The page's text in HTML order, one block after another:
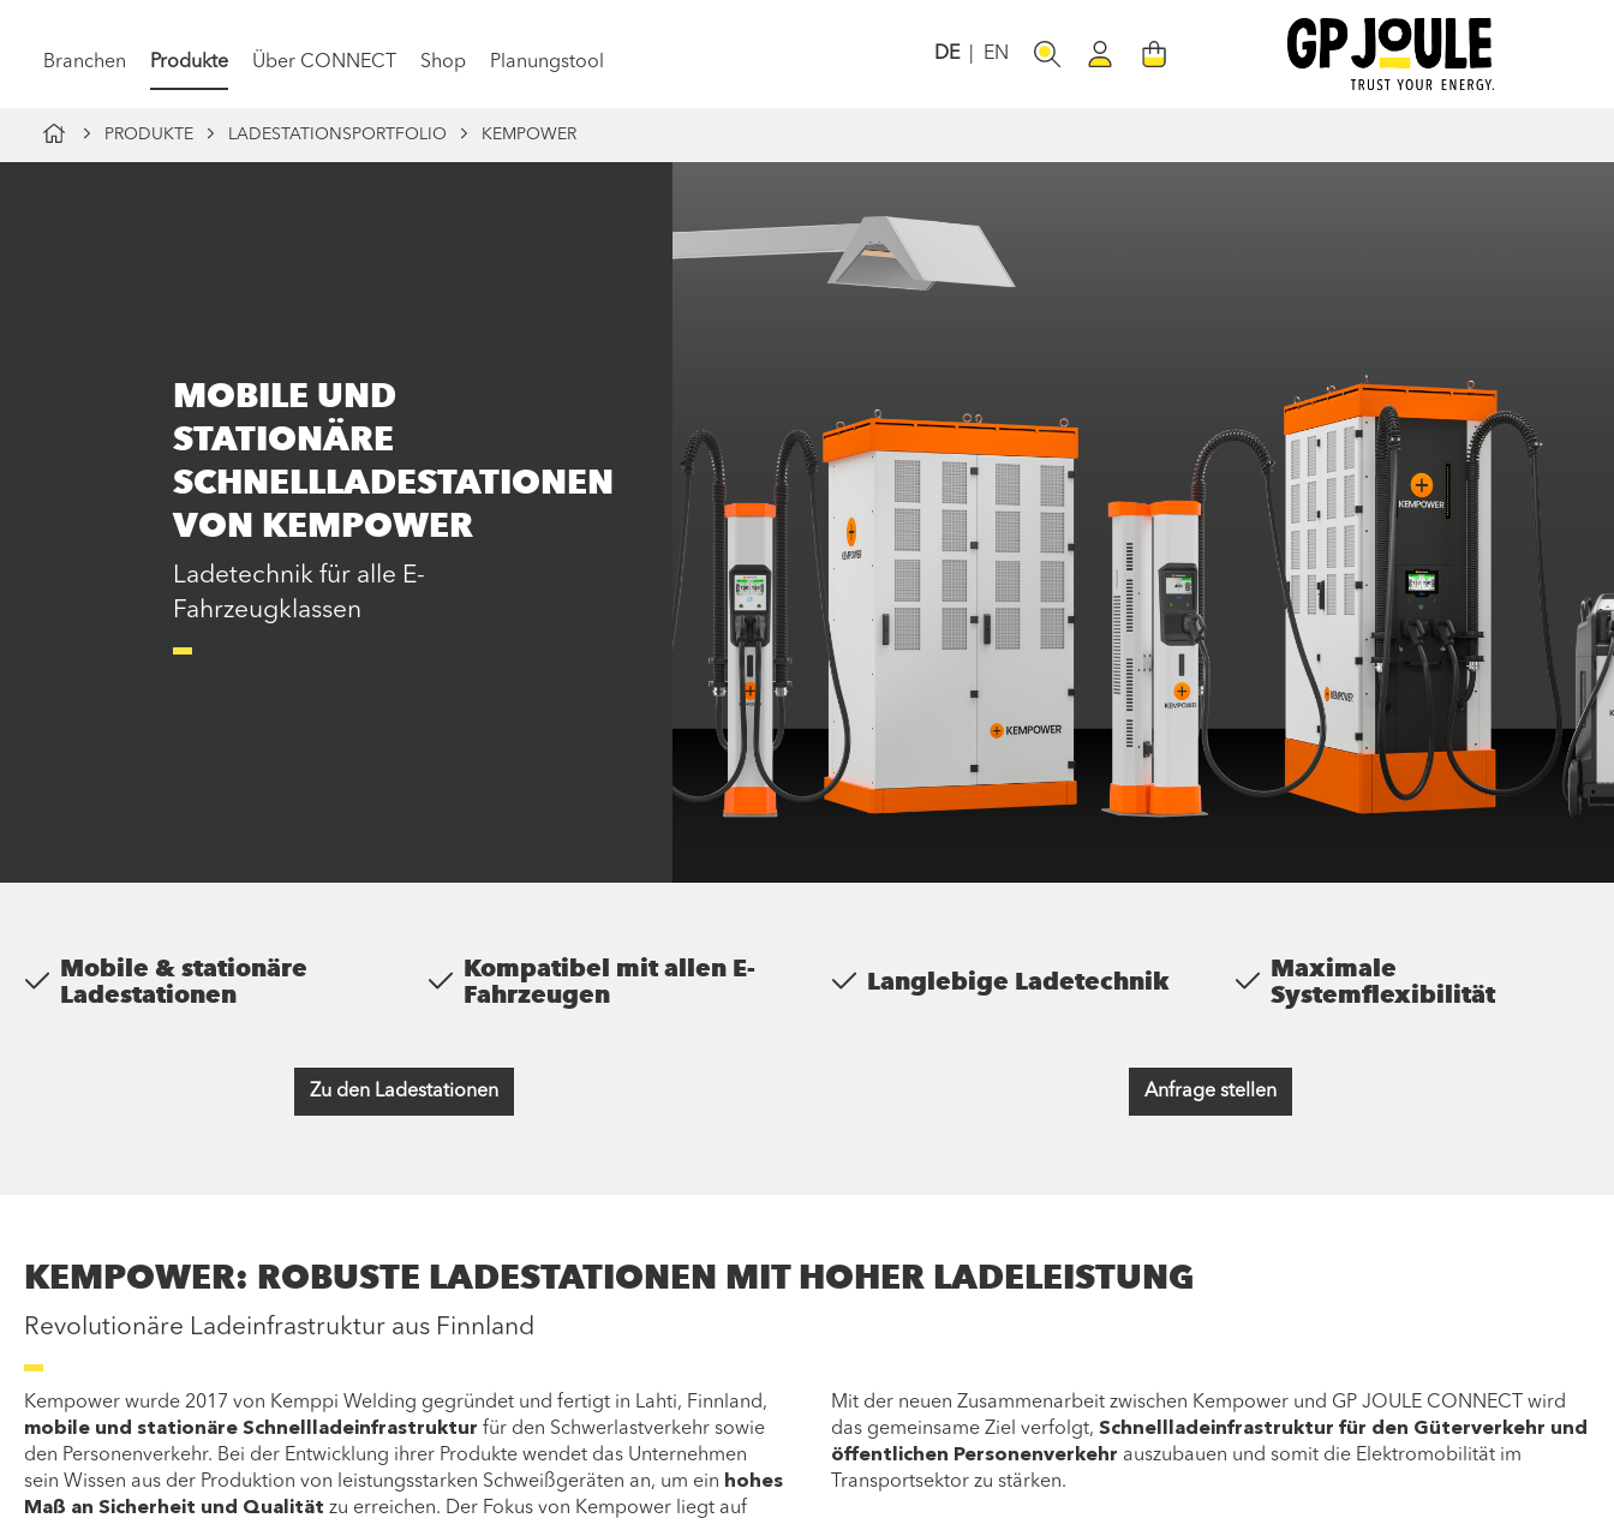
Branchen Produkte Über CONNECT Shop Planungstool DE EN
PRODUKTE LADESTATIONSPORTFOLIO KEMPOWER
MOBILE UND
STATIONÄRE
SCHNELLLADESTATIONEN
VON KEMPOWER
Ladetechnik für alle E-
Fahrzeugklassen
Mobile & stationäre
Ladestationen
Kompatibel mit allen E-
Fahrzeugen
Langlebige Ladetechnik
Maximale
Systemflexibilität
Zu den Ladestationen Anfrage stellen
KEMPOWER: ROBUSTE LADESTATIONEN MIT HOHER LADELEISTUNG
Revolutionäre Ladeinfrastruktur aus Finnland
Kempower wurde 2017 von Kemppi Welding gegründet und fertigt in Lahti, Finnland,
mobile und stationäre Schnellladeinfrastruktur für den Schwerlastverkehr sowie
den Personenverkehr. Bei der Entwicklung ihrer Produkte wendet das Unternehmen
sein Wissen aus der Produktion von leistungsstarken Schweißgeräten an, um ein hohes
Maß an Sicherheit und Qualität zu erreichen. Der Fokus von Kempower liegt auf
Mit der neuen Zusammenarbeit zwischen Kempower und GP JOULE CONNECT wird
das gemeinsame Ziel verfolgt, Schnellladeinfrastruktur für den Güterverkehr und
öffentlichen Personenverkehr auszubauen und somit die Elektromobilität im
Transportsektor zu stärken.